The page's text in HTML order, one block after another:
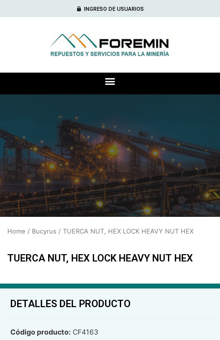
INGRESO DE USUARIOS
Home / Bucyrus / TUERCA NUT, HEX LOCK HEAVY NUT HEX
TUERCA NUT, HEX LOCK HEAVY NUT HEX
DETALLES DEL PRODUCTO
Código producto: CF4163